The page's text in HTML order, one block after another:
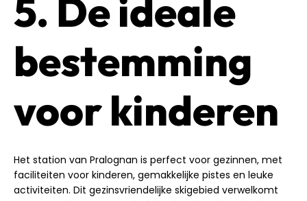
5. De ideale
bestemming
voor kinderen
Het station van Pralognan is perfect voor gezinnen, met
faciliteiten voor kinderen, gemakkelijke pistes en leuke
activiteiten. Dit gezinsvriendelijke skigebied verwelkomt